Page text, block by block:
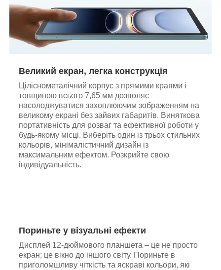
Великий екран, легка конструкція
Ціліснометалічний корпус з прямими краями і
товщиною всього 7,65 мм дозволяє
насолоджуватися захоплюючим зображенням на
великому екрані без зайвих габаритів. Виняткова
портативність для розваг та ефективної роботи у
будь-якому місці. Виберіть один із трьох стильних
кольорів, мінімалістичний дизайн із
максимальним ефектом. Розкрийте свою
індивідуальність.
Пориньте у візуальні ефекти
Дисплей 12-дюймового планшета – це не просто
екран; це вікно до іншого світу. Пориньте в
приголомшливу чіткість та яскраві кольори, які